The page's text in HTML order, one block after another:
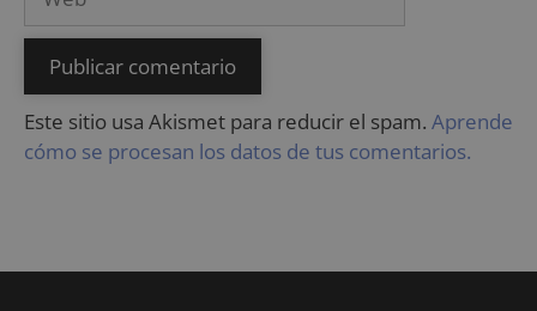
Este sitio usa Akismet para reducir el spam. Aprende
cómo se procesan los datos de tus comentarios.